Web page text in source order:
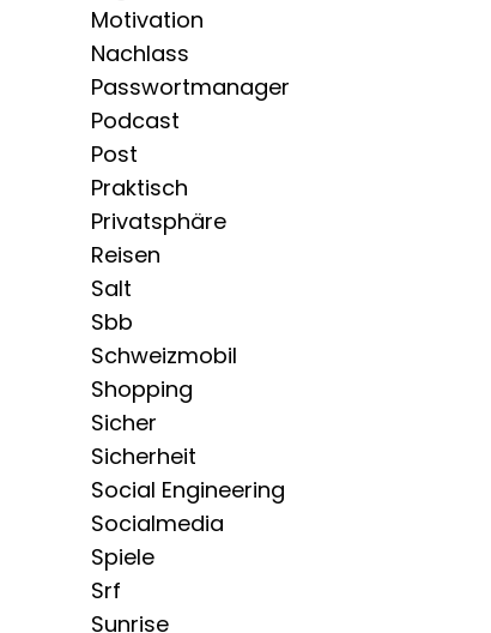
Motivation
Nachlass
Passwortmanager
Podcast
Post
Praktisch
Privatsphäre
Reisen
Salt
Sbb
Schweizmobil
Shopping
Sicher
Sicherheit
Social Engineering
Socialmedia
Spiele
Srf
Sunrise